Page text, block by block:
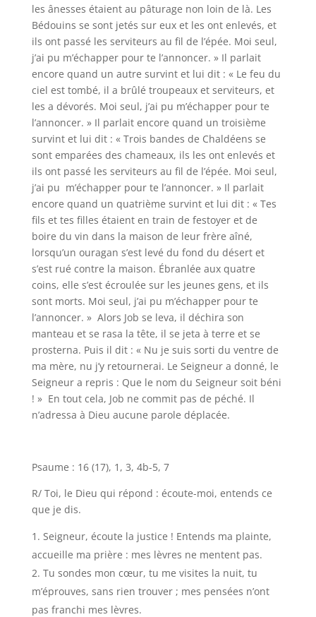
les ânesses étaient au pâturage non loin de là. Les
Bédouins se sont jetés sur eux et les ont enlevés, et
ils ont passé les serviteurs au fil de l’épée. Moi seul,
j’ai pu m’échapper pour te l’annoncer. » Il parlait
encore quand un autre survint et lui dit : « Le feu du
ciel est tombé, il a brûlé troupeaux et serviteurs, et
les a dévorés. Moi seul, j’ai pu m’échapper pour te
l’annoncer. » Il parlait encore quand un troisième
survint et lui dit : « Trois bandes de Chaldéens se
sont emparées des chameaux, ils les ont enlevés et
ils ont passé les serviteurs au fil de l’épée. Moi seul,
j’ai pu m’échapper pour te l’annoncer. » Il parlait
encore quand un quatrième survint et lui dit : « Tes
fils et tes filles étaient en train de festoyer et de
boire du vin dans la maison de leur frère aîné,
lorsqu’un ouragan s’est levé du fond du désert et
s’est rué contre la maison. Ébranlée aux quatre
coins, elle s’est écroulée sur les jeunes gens, et ils
sont morts. Moi seul, j’ai pu m’échapper pour te
l’annoncer. » Alors Job se leva, il déchira son
manteau et se rasa la tête, il se jeta à terre et se
prosterna. Puis il dit : « Nu je suis sorti du ventre de
ma mère, nu j’y retournerai. Le Seigneur a donné, le
Seigneur a repris : Que le nom du Seigneur soit béni
! » En tout cela, Job ne commit pas de péché. Il
n’adressa à Dieu aucune parole déplacée.
Psaume : 16 (17), 1, 3, 4b-5, 7
R/ Toi, le Dieu qui répond : écoute-moi, entends ce
que je dis.
Seigneur, écoute la justice ! Entends ma plainte,
accueille ma prière : mes lèvres ne mentent pas.
Tu sondes mon cœur, tu me visites la nuit, tu
m’éprouves, sans rien trouver ; mes pensées n’ont
pas franchi mes lèvres.